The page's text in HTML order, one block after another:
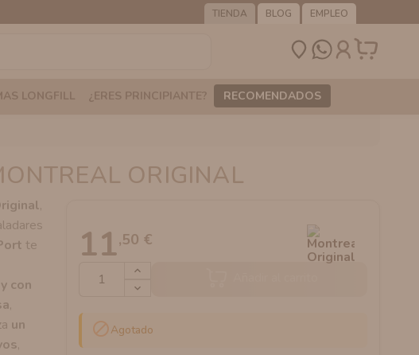
TIENDA BLOG EMPLEO
LONGFILL ¿ERES PRINCIPIANTE? RECOMENDADOS
ORIGINAL
,
te
con
,
un
,
11,50 €
Agotado